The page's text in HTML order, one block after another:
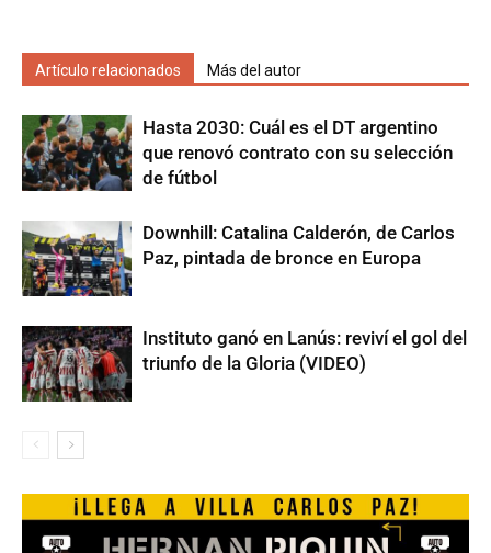
Artículo relacionados Más del autor
Hasta 2030: Cuál es el DT argentino
que renovó contrato con su selección
de fútbol
Downhill: Catalina Calderón, de Carlos
Paz, pintada de bronce en Europa
Instituto ganó en Lanús: reviví el gol del
triunfo de la Gloria (VIDEO)